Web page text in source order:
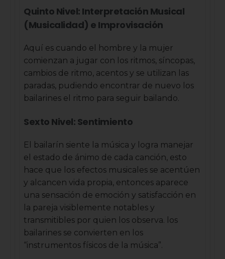
Quinto Nivel: Interpretación Musical
(Musicalidad) e Improvisación
Aquí es cuando el hombre y la mujer
comienzan a jugar con los ritmos, síncopas,
cambios de ritmo, acentos y se utilizan las
paradas, pudiendo encontrar de nuevo los
bailarines el ritmo para seguir bailando.
Sexto Nivel: Sentimiento
El bailarín siente la música y logra manejar
el estado de ánimo de cada canción, esto
hace que los efectos musicales se acentúen
y alcancen vida propia, entonces aparece
una sensación de emoción y satisfacción en
la pareja visiblemente notables y
transmitibles por quien los observa. los
bailarines se convierten en los
“instrumentos físicos de la música”.